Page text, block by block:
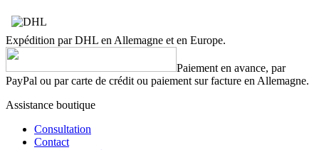
Expédition par DHL en Allemagne et en Europe.
Paiement en avance, par
PayPal ou par carte de crédit ou paiement sur facture en Allemagne.
Assistance boutique
Consultation
Contact